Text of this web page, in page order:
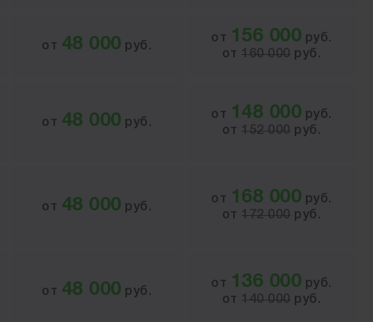
от 48 000 руб.
от 156 000 руб.
от 160 000 руб.
от 48 000 руб.
от 148 000 руб.
от 152 000 руб.
от 48 000 руб.
от 168 000 руб.
от 172 000 руб.
от 48 000 руб.
от 136 000 руб.
от 140 000 руб.